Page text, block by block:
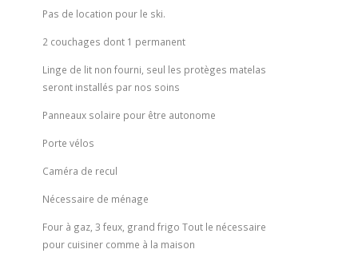
Pas de location pour le ski.
2 couchages dont 1 permanent
Linge de lit non fourni, seul les protèges matelas
seront installés par nos soins
Panneaux solaire pour être autonome
Porte vélos
Caméra de recul
Nécessaire de ménage
Four à gaz, 3 feux, grand frigo Tout le nécessaire
pour cuisiner comme à la maison